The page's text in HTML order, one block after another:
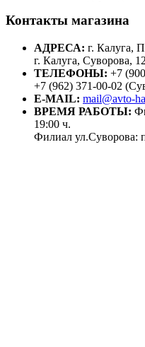
Контакты магазина
АДРЕСА: г. Калуга,
г. Калуга, Суворова,
ТЕЛЕФОНЫ: +7
+7 (962) 371-00-02
E-MAIL: mail@avto-
ВРЕМЯ РАБОТЫ:
19:00 ч.
Филиал ул.Суворова: